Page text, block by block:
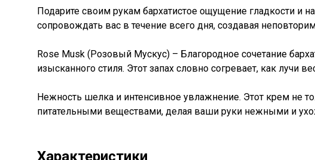
Подарите своим рукам бархатистое ощущение гладкости и
сопровождать вас в течение всего дня, создавая
Rose Musk (Розовый Мускус) – Благородное сочетание
изысканного стиля. Этот запах словно согревает, как лучи
Нежность шелка и интенсивное увлажнение. Этот крем не
питательными веществами, делая ваши руки нежными и
Характеристики